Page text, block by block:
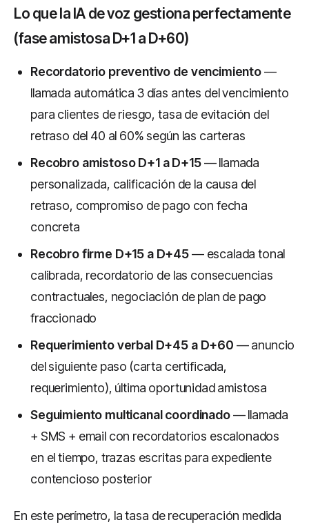
Lo que la IA de voz gestiona perfectamente
(fase amistosa D+1 a D+60)
Recordatorio preventivo de vencimiento—
llamada automática 3 días antes del vencimiento
para clientes de riesgo, tasa de evitación del
retraso del 40 al 60% según las carteras
Recobro amistoso D+1 a D+15— llamada
personalizada, calificación de la causa del
retraso, compromiso de pago con fecha
concreta
Recobro firme D+15 a D+45— escalada tonal
calibrada, recordatorio de las consecuencias
contractuales, negociación de plan de pago
fraccionado
Requerimiento verbal D+45 a D+60 — anuncio
del siguiente paso (carta certificada,
requerimiento), última oportunidad amistosa
Seguimiento multicanal coordinado— llamada
+ SMS + email con recordatorios escalonados
en el tiempo, trazas escritas para expediente
contencioso posterior
En este perímetro, la tasa de recuperación medida